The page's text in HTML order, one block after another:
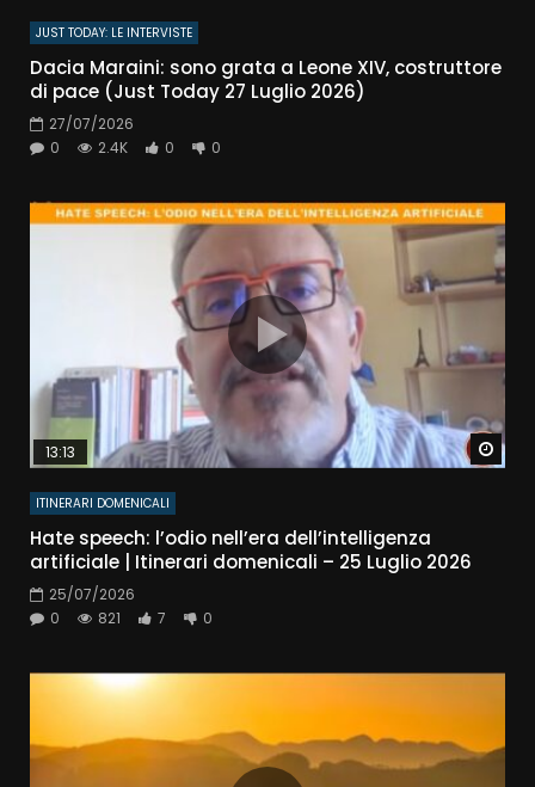
JUST TODAY: LE INTERVISTE
Dacia Maraini: sono grata a Leone XIV, costruttore
di pace (Just Today 27 Luglio 2026)
27/07/2026
0
2.4K 0 0
13:13
ITINERARI DOMENICALI
Hate speech: l’odio nell’era dell’intelligenza
artificiale | Itinerari domenicali – 25 Luglio 2026
25/07/2026
0
821 7 0